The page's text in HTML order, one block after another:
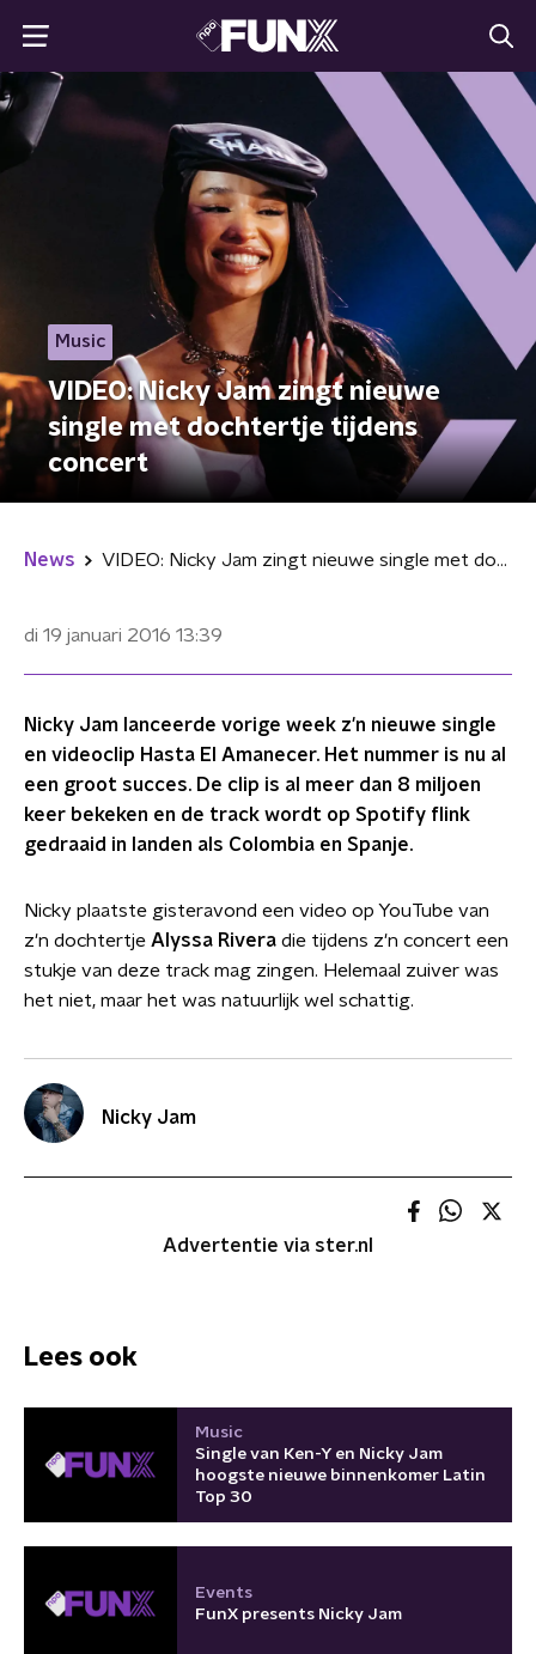
Music
VIDEO: Nicky Jam zingt nieuwe
single met dochtertje tijdens
concert
News VIDEO: Nicky Jam zingt nieuwe single met dochtertje tijdens concert
di 19 januari 2016 13:39
Nicky Jam lanceerde vorige week z'n nieuwe single
en videoclip Hasta El Amanecer. Het nummer is nu al
een groot succes. De clip is al meer dan 8 miljoen
keer bekeken en de track wordt op Spotify flink
gedraaid in landen als Colombia en Spanje.
Nicky plaatste gisteravond een video op YouTube van
z'n dochtertje Alyssa Rivera die tijdens z'n concert een
stukje van deze track mag zingen. Helemaal zuiver was
het niet, maar het was natuurlijk wel schattig.
Nicky Jam
Advertentie via ster.nl
Lees ook
Music
Single van Ken-Y en Nicky Jam
hoogste nieuwe binnenkomer Latin
Top 30
Events
FunX presents Nicky Jam